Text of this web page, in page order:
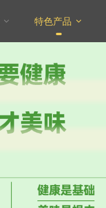
 特色产品 